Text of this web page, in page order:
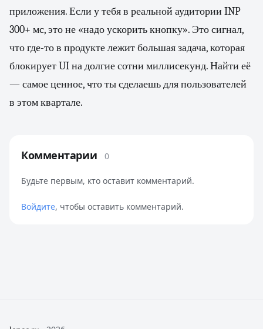
приложения. Если у тебя в реальной аудитории INP
300+ мс, это не «надо ускорить кнопку». Это сигнал,
что где-то в продукте лежит большая задача, которая
блокирует UI на долгие сотни миллисекунд. Найти её
— самое ценное, что ты сделаешь для пользователей
в этом квартале.
Комментарии 0
Будьте первым, кто оставит комментарий.
Войдите, чтобы оставить комментарий.